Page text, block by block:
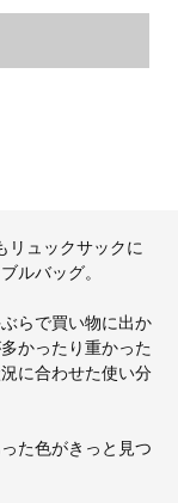
リュックサックに
ルバッグ。
らで買い物に出か
かったり重かった
に合わせた使い分
た色がきっと見つ